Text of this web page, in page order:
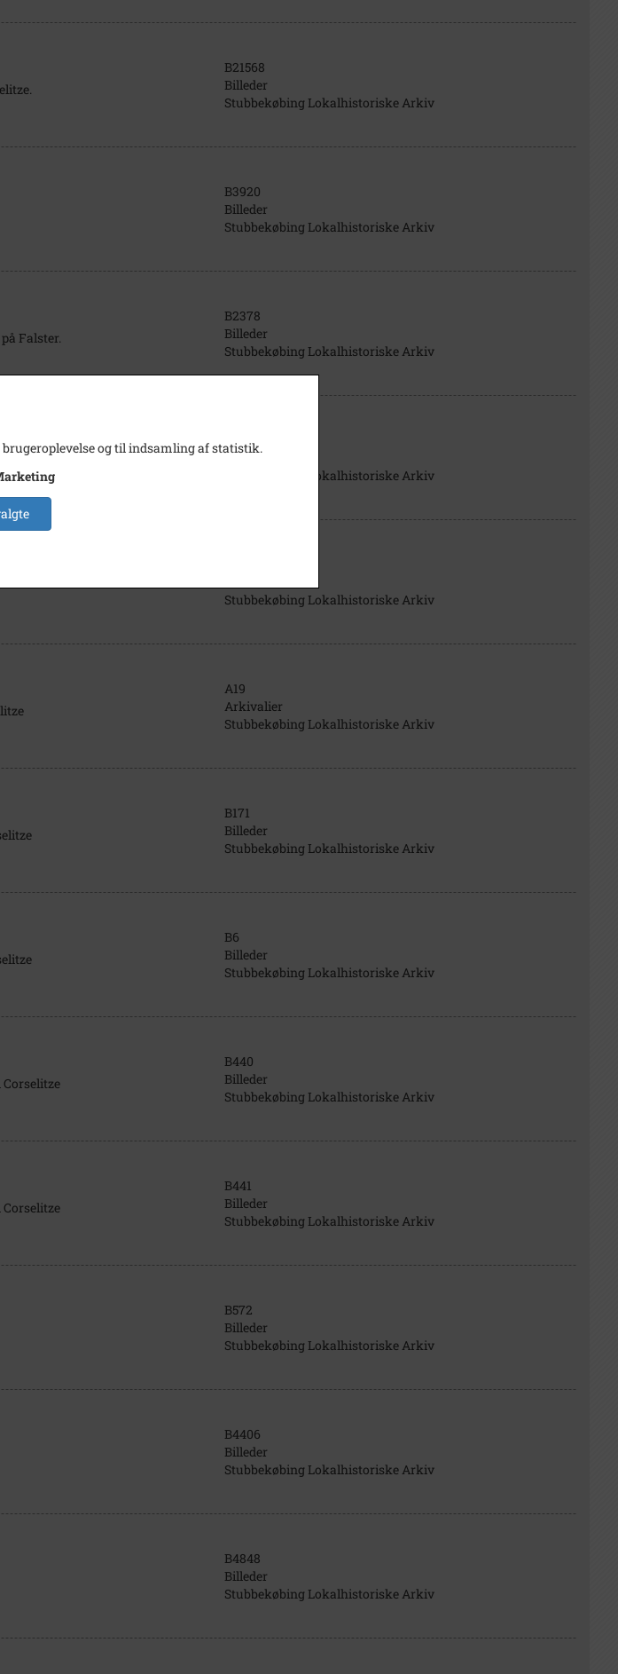
B21568
Billeder
Stubbekøbing Lokalhistoriske Arkiv
B3920
Billeder
Stubbekøbing Lokalhistoriske Arkiv
Falster.
B2378
Billeder
Stubbekøbing Lokalhistoriske Arkiv
B3918
Billeder
Stubbekøbing Lokalhistoriske Arkiv
Stubbekøbing Lokalhistoriske Arkiv
A19
Arkivalier
Stubbekøbing Lokalhistoriske Arkiv
B171
Billeder
Stubbekøbing Lokalhistoriske Arkiv
B6
Billeder
Stubbekøbing Lokalhistoriske Arkiv
B440
Billeder
Stubbekøbing Lokalhistoriske Arkiv
B441
Billeder
Stubbekøbing Lokalhistoriske Arkiv
B572
Billeder
Stubbekøbing Lokalhistoriske Arkiv
B4406
Billeder
Stubbekøbing Lokalhistoriske Arkiv
B4848
Billeder
Stubbekøbing Lokalhistoriske Arkiv
og til indsamling af statistik.